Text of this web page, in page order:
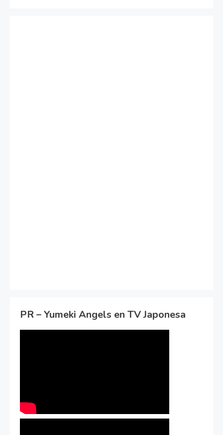
PR – Yumeki Angels en TV Japonesa